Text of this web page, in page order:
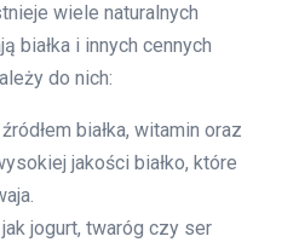
wiele naturalnych
białka i innych cennych
do nich:
białka, witamin oraz
jakości białko, które
jogurt, twaróg czy ser